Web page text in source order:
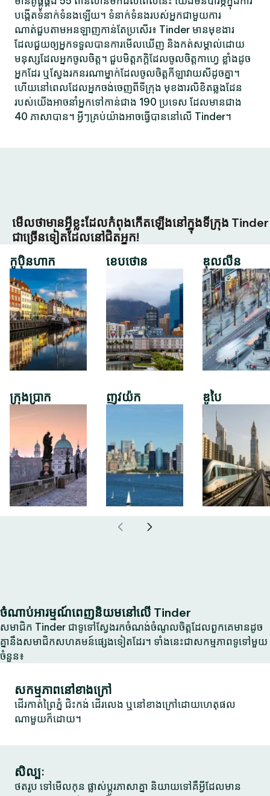
បង្កើតទំនាក់ទំនងឡើយ។ ទំនាក់ទំនងរបស់អ្នកជាមួយការ
ណាត់ជួបតាមអនឡាញកាន់តែប្រសើរ៖ Tinder មានមុខងារ
ដែលជួយឲ្យអ្នកទទួលបានការមើលឃើញ និងកត់សម្គាល់ដោយ
មនុស្សដែលអ្នកចូលចិត្ត។ ជួបមិត្តភក្តិដែលចូលចិត្តកាហ្វេ ខ្លាំងដូច
អ្នកដែរ ឬស្វែងរកនរណាម្នាក់ដែលចូលចិត្តកីឡាវាយសីដូចគ្នា។
ហើយនៅពេលដែលអ្នកចង់ចេញពីទីក្រុង មុខងារលិខិតឆ្លងដែន
របស់យើងអាចនាំអ្នកទៅកាន់ជាង 190 ប្រទេស ដែលមានជាង
40 ភាសាបាន។ អ្វីៗគ្រប់យ៉ាងអាចធ្វើបាននៅលើ Tinder។
មើលថាមានអ្វីខ្លះដែលកំពុងកើតឡើងនៅក្នុងទីក្រុង Tinder
ជាច្រើនទៀតដែលនៅជិតអ្នក!
កូប៉ិនហាក
ក្រុងប្រាក
ខេបថោន
ញូវយ៉ក
ឌុលលីន
ឌូបៃ
ចំណាប់អារម្មណ៍ពេញនិយមនៅលើ Tinder
សមាជិក Tinder ជាទូទៅស្វែងរកចំណង់ចំណូលចិត្តដែលពួកគេមានដូច
គ្នានឹងសមាជិកសហគមន៍ផ្សេងទៀតដែរ។ ទាំងនេះជាសកម្មភាពទូទៅមួយ
ចំនួន៖
សកម្មភាពនៅខាងក្រៅ
ដើរកាត់ព្រៃភ្នំ ជិះកង់ ដើរលេង ឬនៅខាងក្រៅដោយហេតុផល
ណាមួយក៏ដោយ។
សិល្បៈ
ថតរូប ទៅមើលកុន ផ្លាស់ប្តូរភាសាគ្នា និយាយទៅគឺអ្វីដែលមាន